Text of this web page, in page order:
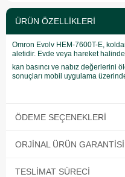
ÜRÜN ÖZELLIKLERI
Omron Evolv HEM-7600T-E,
aletidir. Evde veya hareket
kan basıncı ve nabız değerlerini
sonuçları mobil uygulama
ÖDEME SEÇENEKLERI
ORJINAL ÜRÜN GARANTISI
TESLIMAT SÜRECI